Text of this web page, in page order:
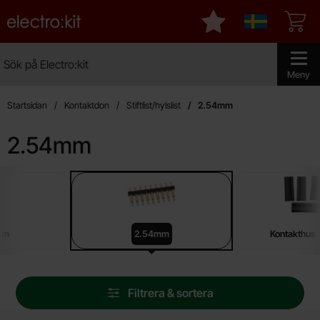
Meny
Startsidan för Electro:kit
Sverige
Mina favoriter
Startsidan Kontaktdon Stiftlist/hylslist 2.54mm
2.54mm
Underkategorier
2.54mm Kontakthus
Hoppa
över
filtersektionen
Filtrera & sortera